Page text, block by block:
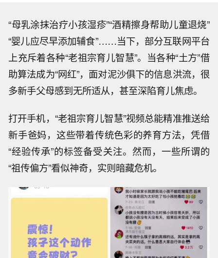
“母乳涂抹治疗小孩湿疹”“酒精擦身帮助儿童退烧”
“婴儿应尽早添加辅食”……当下，部分互联网平台
上充斥着各种“老祖宗育儿智慧”。当各种“土方”借
助算法成为“网红”，面对泥沙俱下的信息洪流，很
多新手父母感到无所适从，甚至深陷育儿焦虑。
打开手机，“老祖宗育儿智慧”视频总能精准推送给
新手爸妈，这些带着传统色彩的养育方法，凭借
“经验传承”的标签备受关注。然而，一些所谓的
“祖传偏方”看似神奇，实则暗藏危机。